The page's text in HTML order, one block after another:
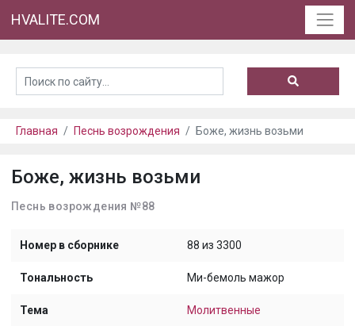
HVALITE.COM
Главная Песнь возрождения Боже, жизнь возьми
Боже, жизнь возьми
Песнь возрождения №88
Номер в сборнике 88 из 3300
Тональность Ми-бемоль мажор
Тема Молитвенные